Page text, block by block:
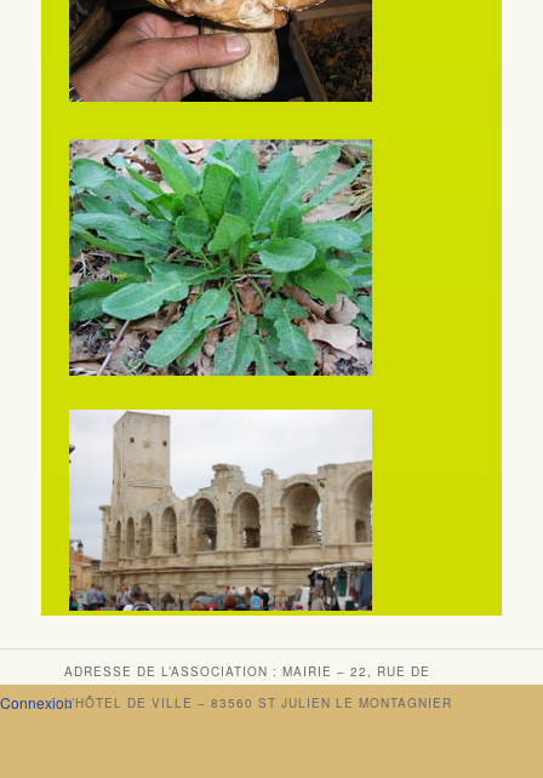
ADRESSE DE L’ASSOCIATION : MAIRIE – 22, RUE DE
L’HÔTEL DE VILLE – 83560 ST JULIEN LE MONTAGNIER
Connexion